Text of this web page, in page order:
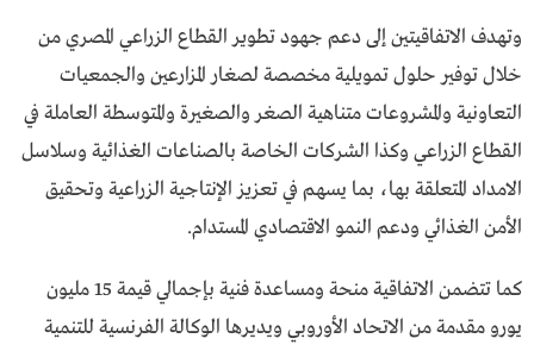
وتهدف الاتفاقيتين إلى دعم جهود تطوير القطاع الزراعي المصري من
خلال توفير حلول تمويلية مخصصة لصغار المزارعين والجمعيات
التعاونية والمشروعات متناهية الصغر والصغيرة والمتوسطة العاملة في
القطاع الزراعي وكذا الشركات الخاصة بالصناعات الغذائية وسلاسل
الامداد المتعلقة بها، بما يسهم في تعزيز الإنتاجية الزراعية وتحقيق
الأمن الغذائي ودعم النمو الاقتصادي المستدام.
كما تتضمن الاتفاقية منحة ومساعدة فنية بإجمالي قيمة 15 مليون
يورو مقدمة من الاتحاد الأوروبي ويديرها الوكالة الفرنسية للتنمية